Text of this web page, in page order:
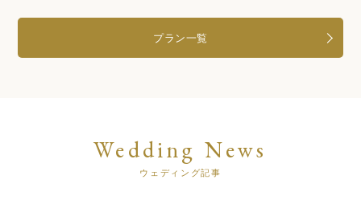
プラン一覧
Wedding News
ウェディング記事